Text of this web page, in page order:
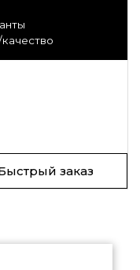
заказ